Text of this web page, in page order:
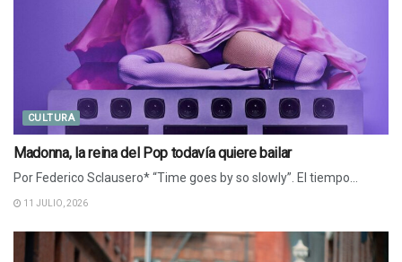
CULTURA
Madonna, la reina del Pop todavía quiere bailar
Por Federico Sclausero* “Time goes by so slowly”. El tiempo...
11 JULIO, 2026